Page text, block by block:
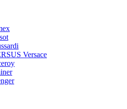
Versace